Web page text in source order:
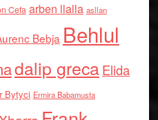
Cefa arben llalla asllan
Bebja Behlul
dalip grecaElida
Bytyci Ermira Babamusta